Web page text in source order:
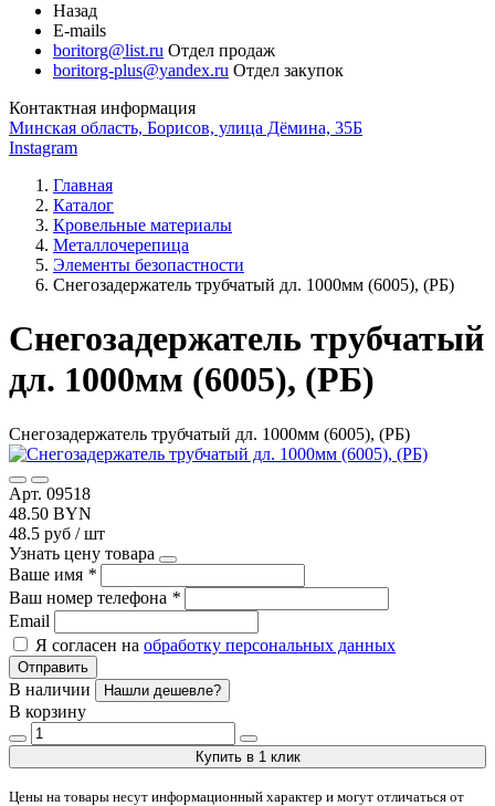
Назад
E-mails
boritorg@list.ru Отдел продаж
boritorg-plus@yandex.ru Отдел закупок
Контактная информация
Минская область, Борисов, улица Дёмина, 35Б
Instagram
Главная
Каталог
Кровельные материалы
Металлочерепица
Элементы безопастности
Снегозадержатель трубчатый дл. 1000мм (6005), (РБ)
Снегозадержатель трубчатый
дл. 1000мм (6005), (РБ)
Снегозадержатель трубчатый дл. 1000мм (6005), (РБ)
Арт. 09518
48.50 BYN
48.5 руб / шт
Узнать цену товара
Ваше имя *
Ваш номер телефона *
Email
Я согласен на обработку персональных данных
Отправить
В наличии Нашли дешевле?
В корзину
Купить в 1 клик
Цены на товары несут информационный характер и могут отличаться от